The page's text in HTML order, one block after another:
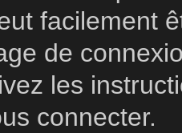
facilement
de
les
connecter.